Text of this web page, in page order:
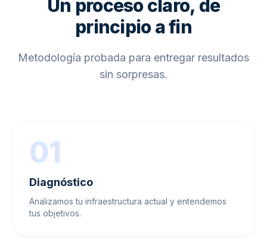
Un proceso claro, de
principio a fin
Metodología probada para entregar resultados
sin sorpresas.
01
Diagnóstico
Analizamos tu infraestructura actual y entendemos
tus objetivos.